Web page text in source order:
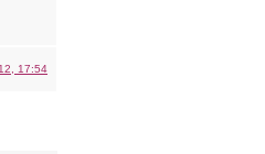
17:54